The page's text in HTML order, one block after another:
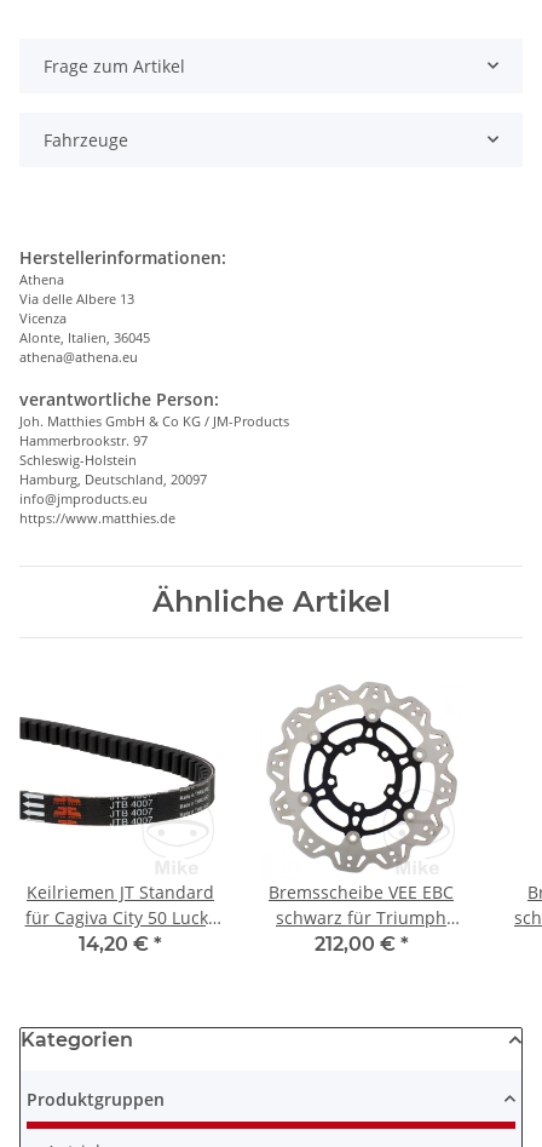
Frage zum Artikel
Fahrzeuge
Herstellerinformationen:
Athena
Via delle Albere 13
Vicenza
Alonte, Italien, 36045
athena@athena.eu
verantwortliche Person:
Joh. Matthies GmbH & Co KG / JM-Products
Hammerbrookstr. 97
Schleswig-Holstein
Hamburg, Deutschland, 20097
info@jmproducts.eu
https://www.matthies.de
Ähnliche Artikel
Keilriemen JT Standard
für Cagiva City 50 Lucky
Explorer Piaggio Zip 50
14,20 € *
Bremsscheibe VEE EBC
schwarz für Triumph
Tiger 800 900 1200 Tiger
212,00 € *
Kategorien
Produktgruppen